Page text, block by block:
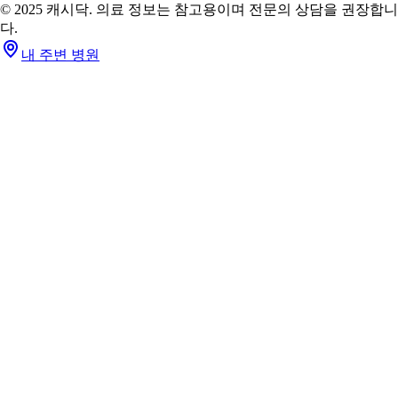
© 2025 캐시닥. 의료 정보는 참고용이며 전문의 상담을 권장합니
다.
내 주변 병원